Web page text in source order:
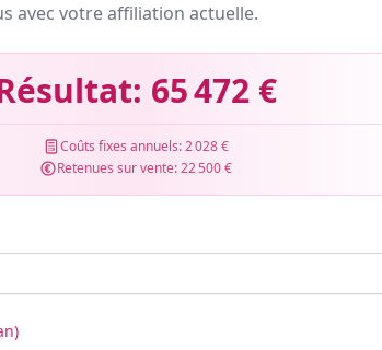
avec votre affiliation actuelle.
65 472 €
Coûts fixes annuels:2 028 €
Retenues sur vente:22 500 €